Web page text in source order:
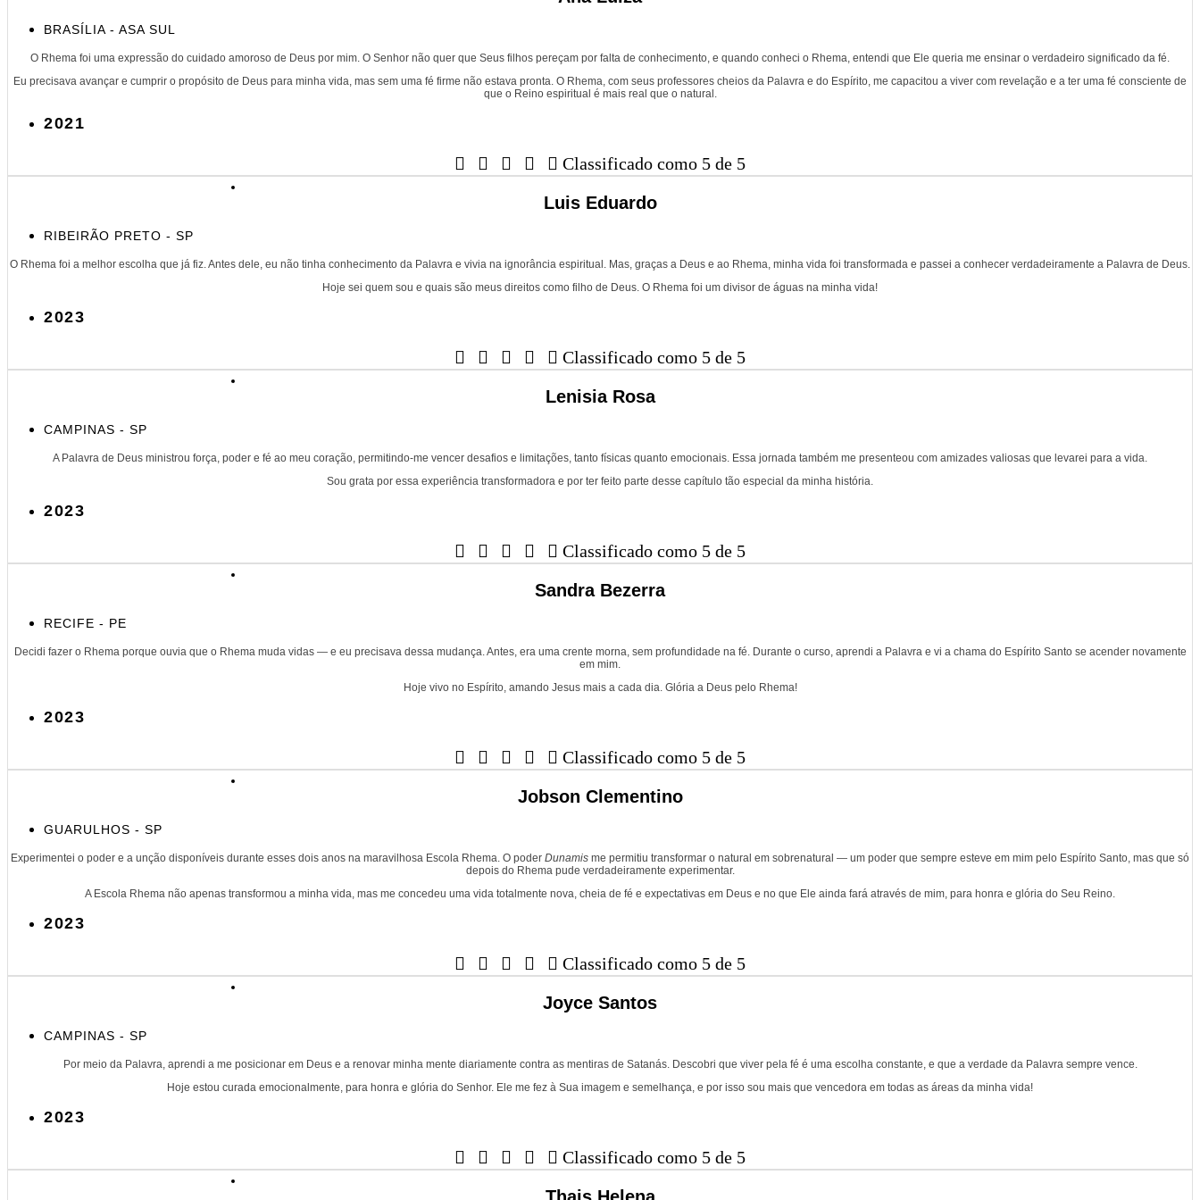
BRASÍLIA - ASA SUL
O Rhema foi uma expressão do cuidado amoroso de Deus por mim. O Senhor não quer que Seus filhos pereçam por falta de conhecimento, e quando conheci o Rhema, entendi que Ele queria me ensinar o verdadeiro significado da fé.
Eu precisava avançar e cumprir o propósito de Deus para minha vida, mas sem uma fé firme não estava pronta. O Rhema, com seus professores cheios da Palavra e do Espírito, me capacitou a viver com revelação e a ter uma fé consciente de
que o Reino espiritual é mais real que o natural.
2021
     Classificado como 5 de 5
Luis Eduardo
RIBEIRÃO PRETO - SP
O Rhema foi a melhor escolha que já fiz. Antes dele, eu não tinha conhecimento da Palavra e vivia na ignorância espiritual. Mas, graças a Deus e ao Rhema, minha vida foi transformada e passei a conhecer verdadeiramente a Palavra de Deus.
Hoje sei quem sou e quais são meus direitos como filho de Deus. O Rhema foi um divisor de águas na minha vida!
2023
     Classificado como 5 de 5
Lenisia Rosa
CAMPINAS - SP
A Palavra de Deus ministrou força, poder e fé ao meu coração, permitindo-me vencer desafios e limitações, tanto físicas quanto emocionais. Essa jornada também me presenteou com amizades valiosas que levarei para a vida.
Sou grata por essa experiência transformadora e por ter feito parte desse capítulo tão especial da minha história.
2023
     Classificado como 5 de 5
Sandra Bezerra
RECIFE - PE
Decidi fazer o Rhema porque ouvia que o Rhema muda vidas — e eu precisava dessa mudança. Antes, era uma crente morna, sem profundidade na fé. Durante o curso, aprendi a Palavra e vi a chama do Espírito Santo se acender novamente
em mim.
Hoje vivo no Espírito, amando Jesus mais a cada dia. Glória a Deus pelo Rhema!
2023
     Classificado como 5 de 5
Jobson Clementino
GUARULHOS - SP
Experimentei o poder e a unção disponíveis durante esses dois anos na maravilhosa Escola Rhema. O poder Dunamis me permitiu transformar o natural em sobrenatural — um poder que sempre esteve em mim pelo Espírito Santo, mas que só
depois do Rhema pude verdadeiramente experimentar.
A Escola Rhema não apenas transformou a minha vida, mas me concedeu uma vida totalmente nova, cheia de fé e expectativas em Deus e no que Ele ainda fará através de mim, para honra e glória do Seu Reino.
2023
     Classificado como 5 de 5
Joyce Santos
CAMPINAS - SP
Por meio da Palavra, aprendi a me posicionar em Deus e a renovar minha mente diariamente contra as mentiras de Satanás. Descobri que viver pela fé é uma escolha constante, e que a verdade da Palavra sempre vence.
Hoje estou curada emocionalmente, para honra e glória do Senhor. Ele me fez à Sua imagem e semelhança, e por isso sou mais que vencedora em todas as áreas da minha vida!
2023
     Classificado como 5 de 5